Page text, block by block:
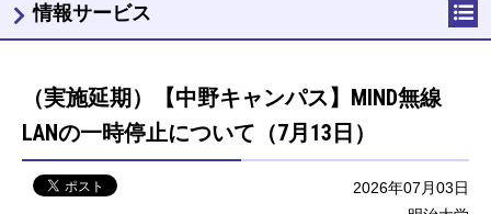
（実施延期）【中野キャンパス】MIND無線
LANの一時停止について（7月13日）
2026年07月03日
情報サービス